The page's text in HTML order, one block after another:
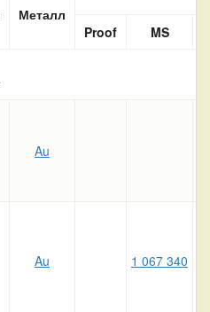
Металл
Proof
MS
Au
Au 1 067 340